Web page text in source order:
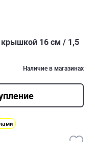
16 см / 1,5
Наличие в магазинах